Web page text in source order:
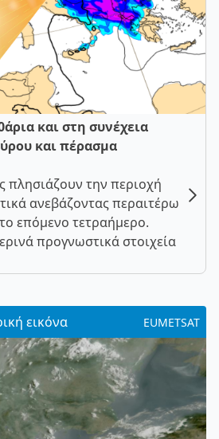
και στη συνέχεια
και πέρασμα
πλησιάζουν την περιοχή
ανεβάζοντας περαιτέρω
επόμενο τετραήμερο.
προγνωστικά στοιχεία
εικόνα EUMETSAT